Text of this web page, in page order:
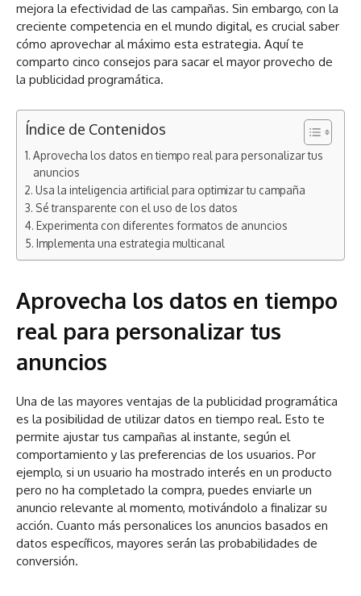
mejora la efectividad de las campañas. Sin embargo, con la
creciente competencia en el mundo digital, es crucial saber
cómo aprovechar al máximo esta estrategia. Aquí te
comparto cinco consejos para sacar el mayor provecho de
la publicidad programática.
Índice de Contenidos
Aprovecha los datos en tiempo real para personalizar tus
anuncios
Usa la inteligencia artificial para optimizar tu campaña
Sé transparente con el uso de los datos
Experimenta con diferentes formatos de anuncios
Implementa una estrategia multicanal
Aprovecha los datos en tiempo
real para personalizar tus
anuncios
Una de las mayores ventajas de la publicidad programática
es la posibilidad de utilizar datos en tiempo real. Esto te
permite ajustar tus campañas al instante, según el
comportamiento y las preferencias de los usuarios. Por
ejemplo, si un usuario ha mostrado interés en un producto
pero no ha completado la compra, puedes enviarle un
anuncio relevante al momento, motivándolo a finalizar su
acción. Cuanto más personalices los anuncios basados en
datos específicos, mayores serán las probabilidades de
conversión.